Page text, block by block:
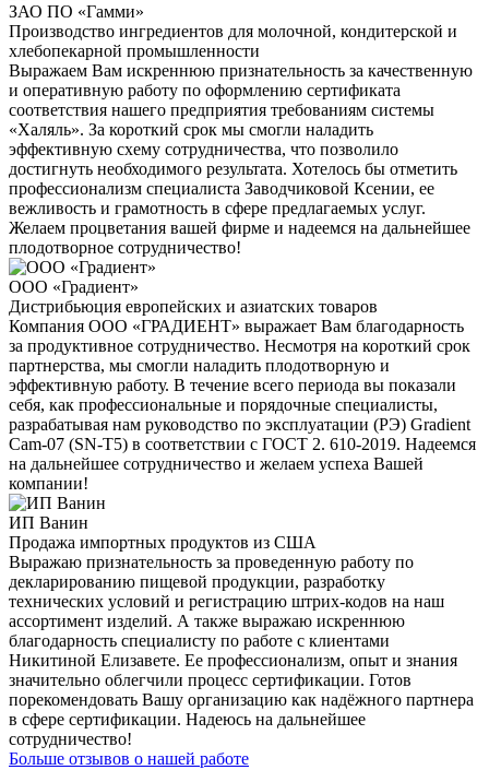
ЗАО ПО «Гамми»
Производство ингредиентов для молочной, кондитерской и
хлебопекарной промышленности
Выражаем Вам искреннюю признательность за качественную
и оперативную работу по оформлению сертификата
соответствия нашего предприятия требованиям системы
«Халяль». За короткий срок мы смогли наладить
эффективную схему сотрудничества, что позволило
достигнуть необходимого результата. Хотелось бы отметить
профессионализм специалиста Заводчиковой Ксении, ее
вежливость и грамотность в сфере предлагаемых услуг.
Желаем процветания вашей фирме и надеемся на дальнейшее
плодотворное сотрудничество!
ООО «Градиент»
Дистрибьюция европейских и азиатских товаров
Компания ООО «ГРАДИЕНТ» выражает Вам благодарность
за продуктивное сотрудничество. Несмотря на короткий срок
партнерства, мы смогли наладить плодотворную и
эффективную работу. В течение всего периода вы показали
себя, как профессиональные и порядочные специалисты,
разрабатывая нам руководство по эксплуатации (РЭ) Gradient
Cam-07 (SN-T5) в соответствии с ГОСТ 2. 610-2019. Надеемся
на дальнейшее сотрудничество и желаем успеха Вашей
компании!
ИП Ванин
Продажа импортных продуктов из США
Выражаю признательность за проведенную работу по
декларированию пищевой продукции, разработку
технических условий и регистрацию штрих-кодов на наш
ассортимент изделий. А также выражаю искреннюю
благодарность специалисту по работе с клиентами
Никитиной Елизавете. Ее профессионализм, опыт и знания
значительно облегчили процесс сертификации. Готов
порекомендовать Вашу организацию как надёжного партнера
в сфере сертификации. Надеюсь на дальнейшее
сотрудничество!
Больше отзывов о нашей работе